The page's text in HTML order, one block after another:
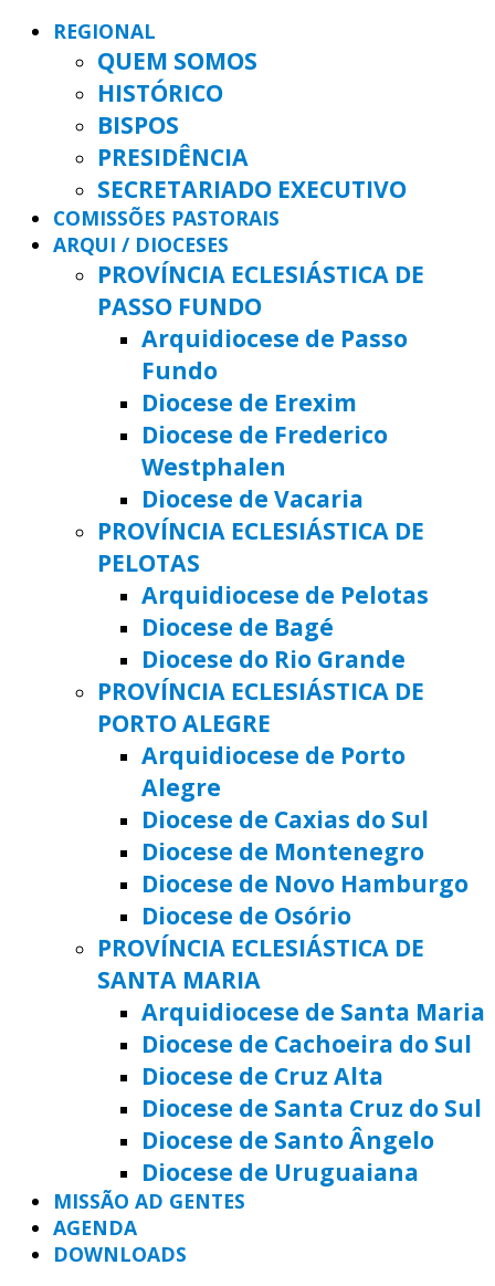
REGIONAL
QUEM SOMOS
HISTÓRICO
BISPOS
PRESIDÊNCIA
SECRETARIADO EXECUTIVO
COMISSÕES PASTORAIS
ARQUI / DIOCESES
PROVÍNCIA ECLESIÁSTICA DE
PASSO FUNDO
Arquidiocese de Passo
Fundo
Diocese de Erexim
Diocese de Frederico
Westphalen
Diocese de Vacaria
PROVÍNCIA ECLESIÁSTICA DE
PELOTAS
Arquidiocese de Pelotas
Diocese de Bagé
Diocese do Rio Grande
PROVÍNCIA ECLESIÁSTICA DE
PORTO ALEGRE
Arquidiocese de Porto
Alegre
Diocese de Caxias do Sul
Diocese de Montenegro
Diocese de Novo Hamburgo
Diocese de Osório
PROVÍNCIA ECLESIÁSTICA DE
SANTA MARIA
Arquidiocese de Santa Maria
Diocese de Cachoeira do Sul
Diocese de Cruz Alta
Diocese de Santa Cruz do Sul
Diocese de Santo Ângelo
Diocese de Uruguaiana
MISSÃO AD GENTES
AGENDA
DOWNLOADS